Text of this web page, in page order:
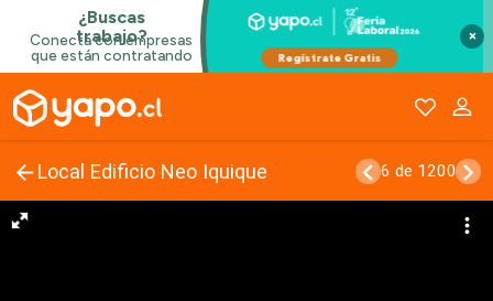
×
Local Edificio Neo Iquique 6 de 1200